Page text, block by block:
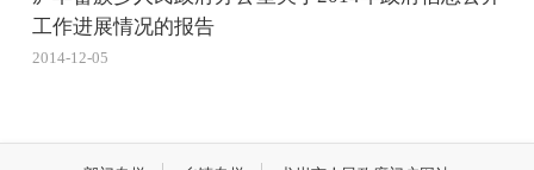
工作进展情况的报告
2014-12-05